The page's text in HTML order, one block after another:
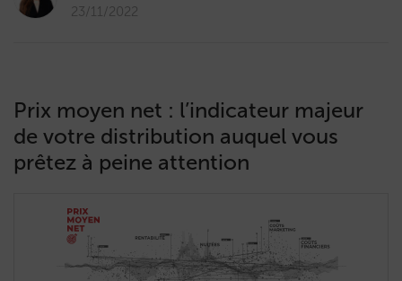
23/11/2022
Prix moyen net : l’indicateur majeur
de votre distribution auquel vous
prêtez à peine attention